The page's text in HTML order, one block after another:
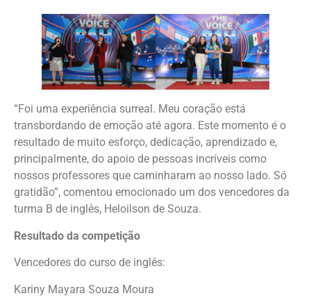
“Foi uma experiência surreal. Meu coração está
transbordando de emoção até agora. Este momento é o
resultado de muito esforço, dedicação, aprendizado e,
principalmente, do apoio de pessoas incríveis como
nossos professores que caminharam ao nosso lado. Só
gratidão”, comentou emocionado um dos vencedores da
turma B de inglês, Heloilson de Souza.
Resultado da competição
Vencedores do curso de inglês:
Kariny Mayara Souza Moura